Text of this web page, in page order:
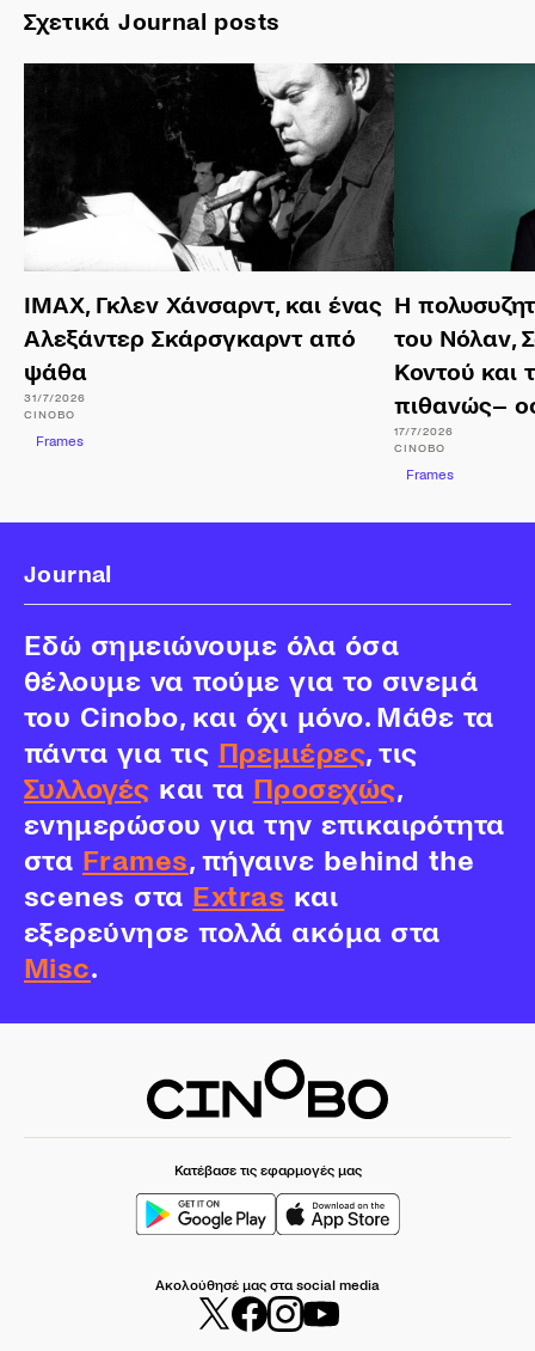
Σχετικά Journal posts
ΙΜΑΧ, Γκλεν Χάνσαρντ, και ένας
Αλεξάντερ Σκάρσγκαρντ από
ψάθα
31/7/2026
CINOBO
Frames
Η
του Νόλαν,
Κοντού και
πιθανώς–
17/7/2026
CINOBO
Frames
Journal
Εδώ σημειώνουμε όλα όσα
θέλουμε να πούμε για το σινεμά
του Cinobo, και όχι μόνο. Μάθε τα
πάντα για τις Πρεμιέρες, τις
Συλλογές και τα Προσεχώς,
ενημερώσου για την επικαιρότητα
στα Frames, πήγαινε behind the
scenes στα Extras και
εξερεύνησε πολλά ακόμα στα
Misc.
Κατέβασε τις εφαρμογές μας
Ακολούθησέ μας στα social media